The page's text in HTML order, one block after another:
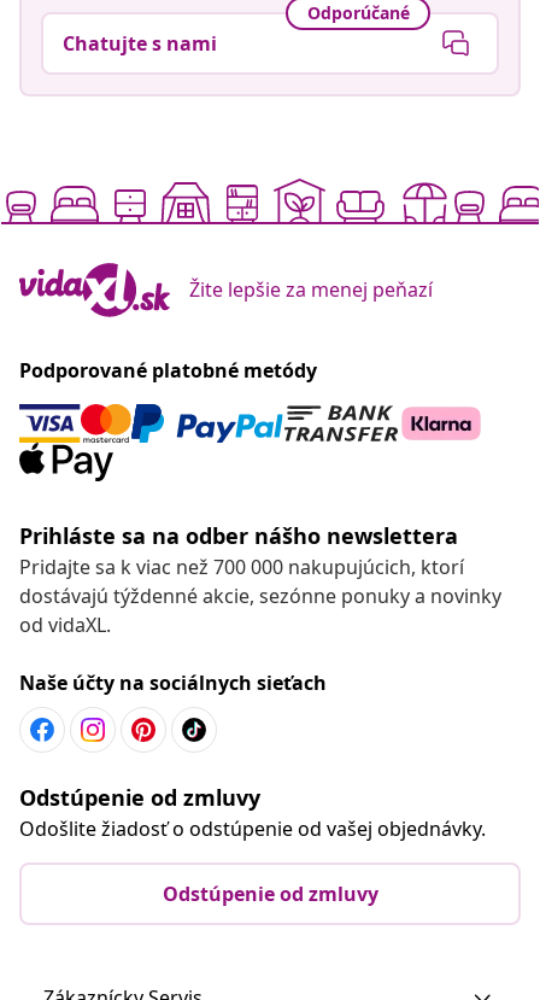
Odporúčané
Chatujte s nami
Žite lepšie za menej peňazí
Podporované platobné metódy
Prihláste sa na odber nášho newslettera
Pridajte sa k viac než 700 000 nakupujúcich, ktorí
dostávajú týždenné akcie, sezónne ponuky a novinky
od vidaXL.
Naše účty na sociálnych sieťach
Odstúpenie od zmluvy
Odošlite žiadosť o odstúpenie od vašej objednávky.
Odstúpenie od zmluvy